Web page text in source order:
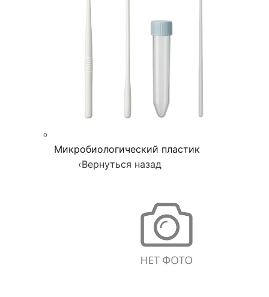
Микробиологический пластик
‹Вернуться назад